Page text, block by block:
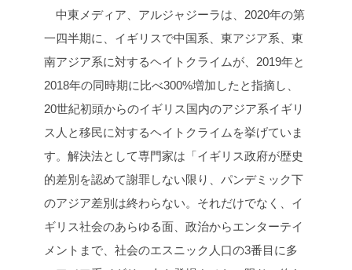
中東メディア、アルジャジーラは、2020年の第
一四半期に、イギリスで中国系、東アジア系、東
南アジア系に対するヘイトクライムが、2019年と
2018年の同時期に比べ300%増加したと指摘し、
20世紀初頭からのイギリス国内のアジア系イギリ
ス人と移民に対するヘイトクライムを挙げていま
す。解決法として専門家は「イギリス政府が歴史
的差別を認めて謝罪しない限り、パンデミック下
のアジア差別は終わらない。それだけでなく、イ
ギリス社会のあらゆる面、政治からエンターテイ
メントまで、社会のエスニック人口の3番目に多